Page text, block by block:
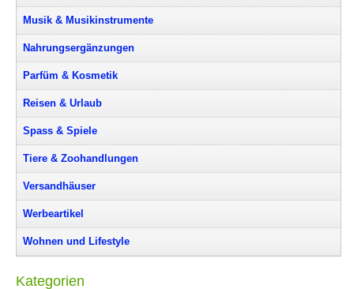
Musik & Musikinstrumente
Nahrungsergänzungen
Parfüm & Kosmetik
Reisen & Urlaub
Spass & Spiele
Tiere & Zoohandlungen
Versandhäuser
Werbeartikel
Wohnen und Lifestyle
Kategorien